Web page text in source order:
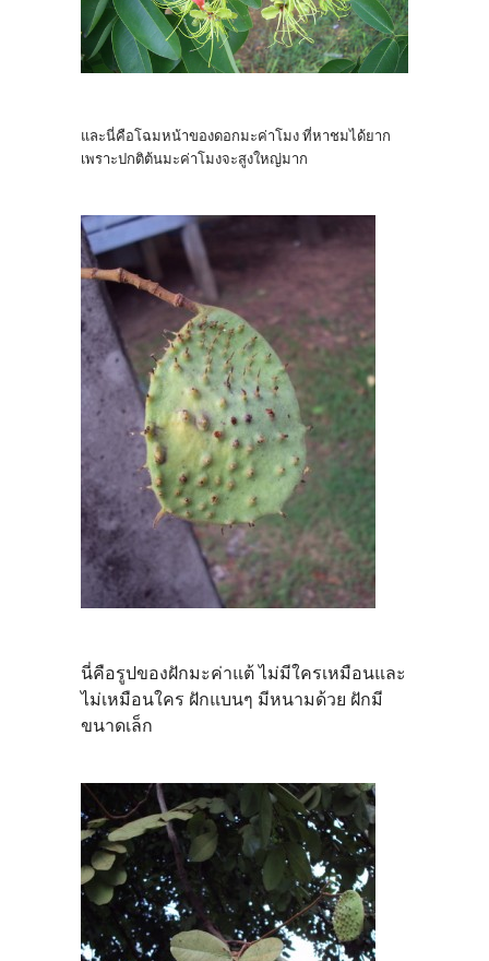
และนี่คือโฉมหน้าของดอกมะค่าโมง ที่หาชมได้ยาก
เพราะปกติต้นมะค่าโมงจะสูงใหญ่มาก
นี่คือรูปของฝักมะค่าแต้ ไม่มีใครเหมือนและ
ไม่เหมือนใคร ฝักแบนๆ มีหนามด้วย ฝักมี
ขนาดเล็ก